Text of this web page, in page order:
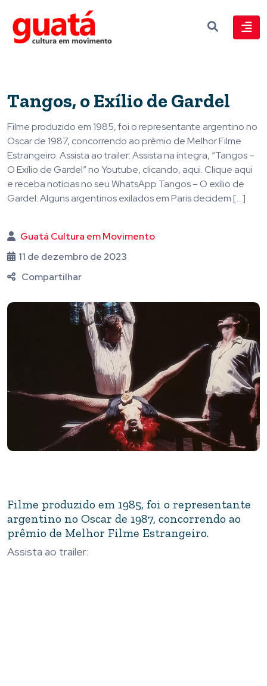
Tangos, o Exílio de Gardel
Filme produzido em 1985, foi o representante argentino no
Oscar de 1987, concorrendo ao prêmio de Melhor Filme
Estrangeiro. Assista ao trailer: Assista na íntegra, “Tangos –
O Exílio de Gardel” no Youtube, clicando, aqui. Clique aqui
e receba notícias no seu WhatsApp Tangos – O exílio de
Gardel: Alguns argentinos exilados em Paris decidem […]
Guatá Cultura em Movimento
11 de dezembro de 2023
Compartilhar
Filme produzido em 1985, foi o representante
argentino no Oscar de 1987, concorrendo ao
prêmio de Melhor Filme Estrangeiro.
Assista ao trailer: